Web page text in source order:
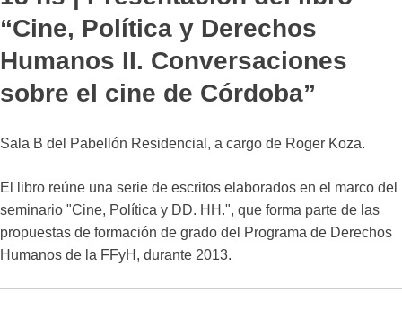
“Cine, Política y Derechos
Humanos II. Conversaciones
sobre el cine de Córdoba”
Sala B del Pabellón Residencial, a cargo de Roger Koza.
El libro reúne una serie de escritos elaborados en el marco del
seminario "Cine, Política y DD. HH.", que forma parte de las
propuestas de formación de grado del Programa de Derechos
Humanos de la FFyH, durante 2013.